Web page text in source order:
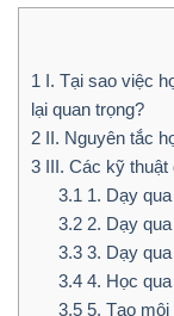
1 I. Tại sao việc
lại quan trọng?
2 II. Nguyên tắc
3 III. Các kỹ
3.1 1. Dạy
3.22. Dạy qua
3.33. Dạy
3.44. Học qua
3.55. Tạo môi